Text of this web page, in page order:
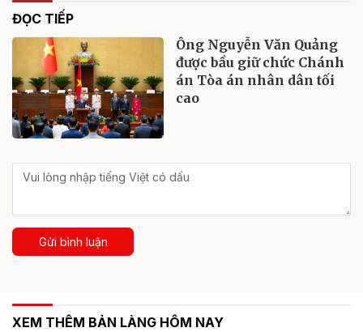
ĐỌC TIẾP
Ông Nguyễn Văn Quảng
được bầu giữ chức Chánh
án Tòa án nhân dân tối
cao
Gửi bình luận
XEM THÊM BẢN LÀNG HÔM NAY